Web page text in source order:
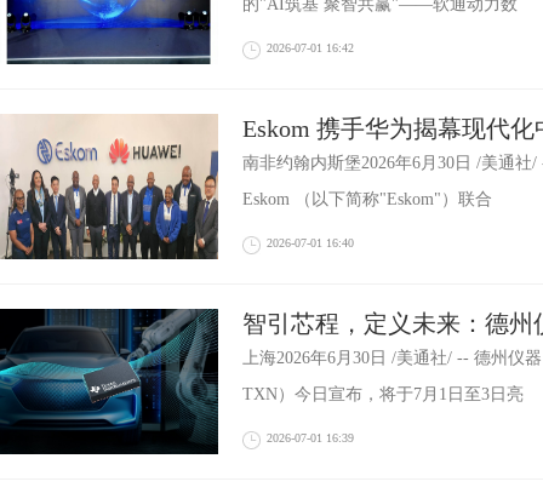
的"AI筑基 聚智共赢"——软通动力数
2026-07-01 16:42
Eskom 携手华为揭幕现代
字化未来
南非约翰内斯堡2026年6月30日 /美通
Eskom （以下简称"Eskom"）联合
2026-07-01 16:40
智引芯程，定义未来：德州
海电子展
上海2026年6月30日 /美通社/ -- 德州仪
TXN）今日宣布，将于7月1日至3日亮
2026-07-01 16:39